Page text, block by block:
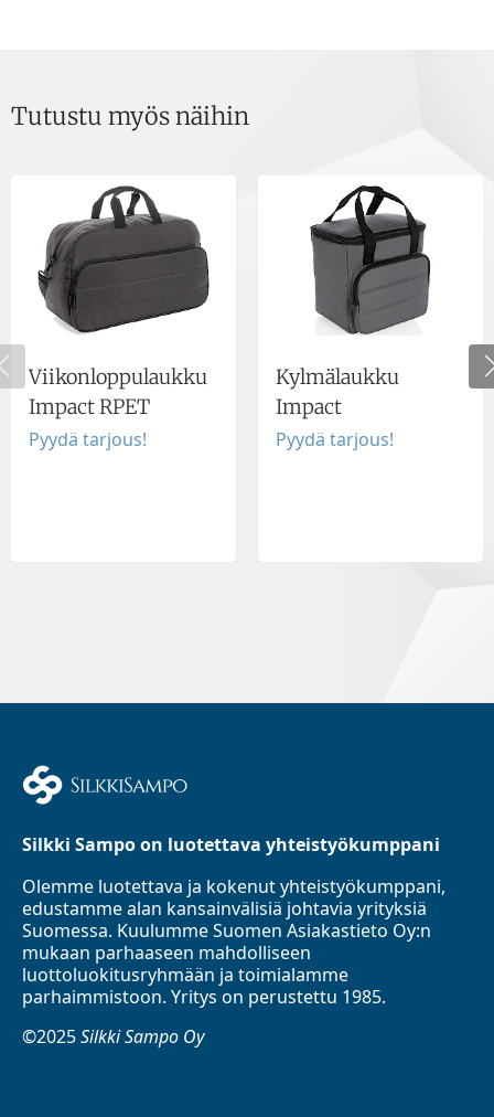
Tutustu myös näihin
Viikonloppulaukku
Impact RPET
Pyydä tarjous!
Kylmälaukku
Impact
Pyydä tarjous!
Silkki Sampo on luotettava yhteistyökumppani
Olemme luotettava ja kokenut yhteistyökumppani,
edustamme alan kansainvälisiä johtavia yrityksiä
Suomessa. Kuulumme Suomen Asiakastieto Oy:n
mukaan parhaaseen mahdolliseen
luottoluokitusryhmään ja toimialamme
parhaimmistoon. Yritys on perustettu 1985.
©2025Silkki Sampo Oy